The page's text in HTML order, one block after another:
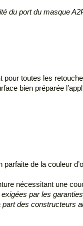
du port du masque
pour toutes les
bien préparée
de la couleur
nécessitant une
par les
des constructeurs